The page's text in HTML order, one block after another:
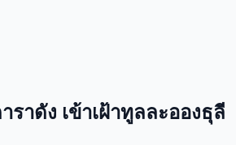
ราดัง เข้าเฝ้าทูลละอองธุลี